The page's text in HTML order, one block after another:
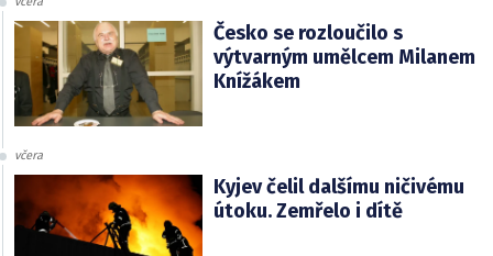
Česko se rozloučilo s
výtvarným umělcem Milanem
Knížákem
včera
Kyjev čelil dalšímu ničivému
útoku. Zemřelo i dítě